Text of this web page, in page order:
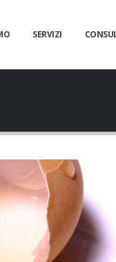
SERVIZI